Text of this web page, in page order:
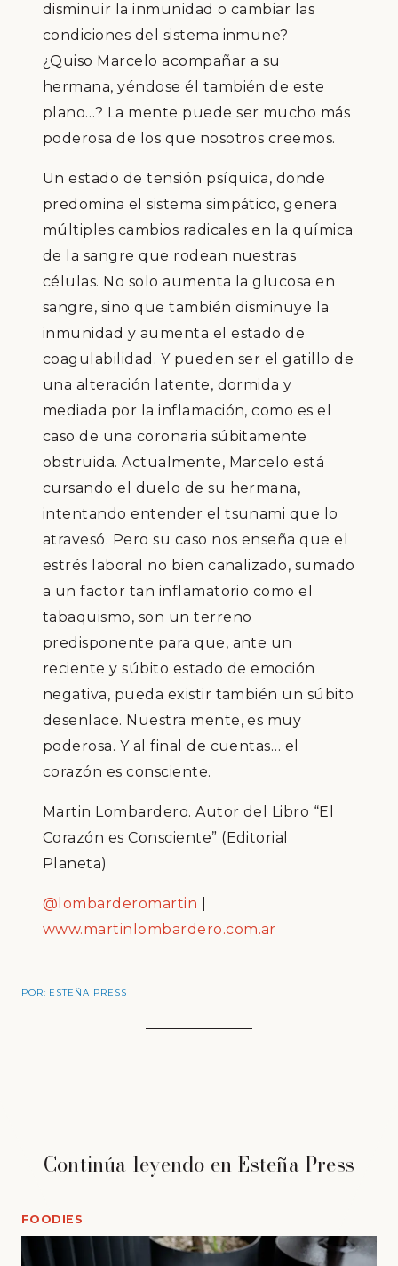
disminuir la inmunidad o cambiar las
condiciones del sistema inmune?
¿Quiso Marcelo acompañar a su
hermana, yéndose él también de este
plano…? La mente puede ser mucho más
poderosa de los que nosotros creemos.
Un estado de tensión psíquica, donde
predomina el sistema simpático, genera
múltiples cambios radicales en la química
de la sangre que rodean nuestras
células. No solo aumenta la glucosa en
sangre, sino que también disminuye la
inmunidad y aumenta el estado de
coagulabilidad. Y pueden ser el gatillo de
una alteración latente, dormida y
mediada por la inflamación, como es el
caso de una coronaria súbitamente
obstruida. Actualmente, Marcelo está
cursando el duelo de su hermana,
intentando entender el tsunami que lo
atravesó. Pero su caso nos enseña que el
estrés laboral no bien canalizado, sumado
a un factor tan inflamatorio como el
tabaquismo, son un terreno
predisponente para que, ante un
reciente y súbito estado de emoción
negativa, pueda existir también un súbito
desenlace. Nuestra mente, es muy
poderosa. Y al final de cuentas… el
corazón es consciente.
Martin Lombardero. Autor del Libro “El
Corazón es Consciente” (Editorial
Planeta)
@lombarderomartin
www.martinlombardero.com.ar
POR: ESTEÑA PRESS
Continúa leyendo en Esteña Press
FOODIES